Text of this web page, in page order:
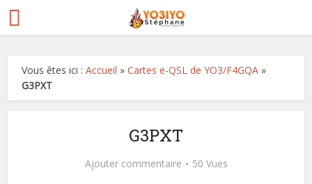
Vous êtes ici :Accueil »Cartes e-QSL de YO3/F4GQA »
G3PXT
G3PXT
Ajouter commentaire 50 Vues